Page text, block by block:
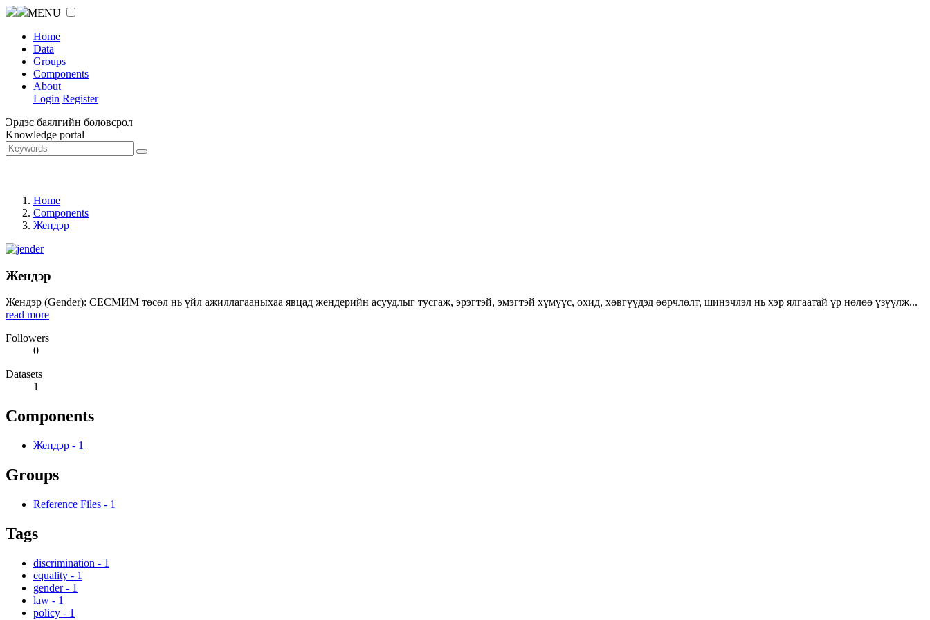
MENU
Home
Data
Groups
Components
About
Login Register
Эрдэс баялгийн боловсрол
Knowledge portal
Home
Components
Жендэр
Жендэр
Жендэр (Gender): СЕСМИМ төсөл нь үйл ажиллагааныхаа явцад жендерийн асуудлыг тусгаж, эрэгтэй, эмэгтэй хүмүүс, охид, хөвгүүдэд өөрчлөлт, шинэчлэл нь хэр ялгаатай үр нөлөө үзүүлж...
read more
Followers
0
Datasets
1
Components
Жендэр - 1
Groups
Reference Files - 1
Tags
discrimination - 1
equality - 1
gender - 1
law - 1
policy - 1